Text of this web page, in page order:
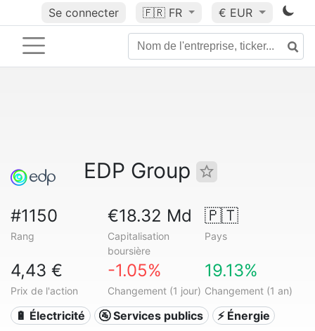
Se connecter 🇫🇷 FR € EUR
EDP Group
#1150
Rang
€18.32 Md
Capitalisation
boursière
🇵🇹
Pays
4,43 €
Prix de l'action
-1.05%
Changement (1 jour)
19.13%
Changement (1 an)
🔋 Électricité 🚰 Services publics ⚡ Énergie